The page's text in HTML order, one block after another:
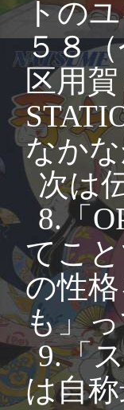
トの
５８
区用
なか
次は
8.「
てこ
の性
も」
9.「
は自